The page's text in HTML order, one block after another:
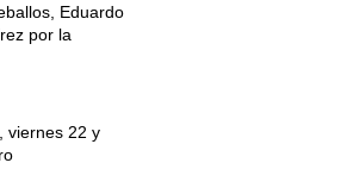
Eduardo
por la
viernes 22 y